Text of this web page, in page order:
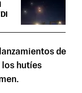
de
los hutíes